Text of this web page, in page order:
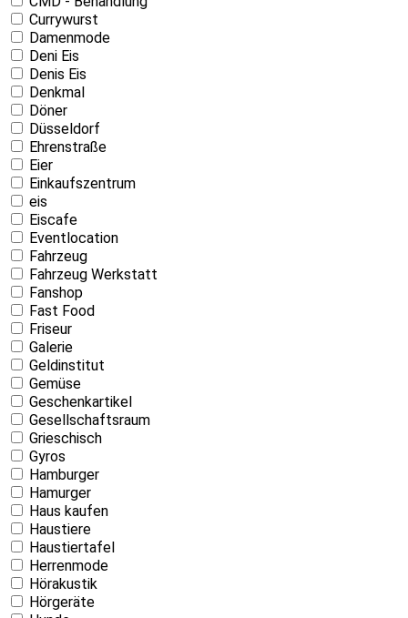
Currywurst
Damenmode
Deni Eis
Denis Eis
Denkmal
Döner
Düsseldorf
Ehrenstraße
Eier
Einkaufszentrum
eis
Eiscafe
Eventlocation
Fahrzeug
Fahrzeug Werkstatt
Fanshop
Fast Food
Friseur
Galerie
Geldinstitut
Gemüse
Geschenkartikel
Gesellschaftsraum
Grieschisch
Gyros
Hamburger
Hamurger
Haus kaufen
Haustiere
Haustiertafel
Herrenmode
Hörakustik
Hörgeräte